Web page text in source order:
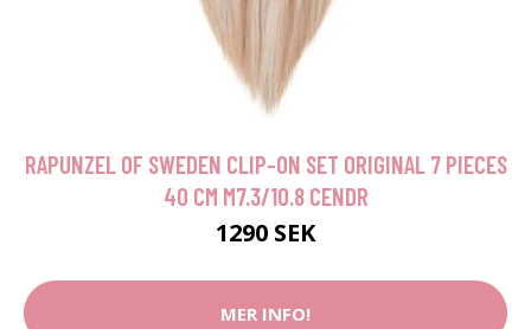
RAPUNZEL OF SWEDEN CLIP-ON SET ORIGINAL 7 PIECES
40 CM M7.3/10.8 CENDR
1290 SEK
MER INFO!